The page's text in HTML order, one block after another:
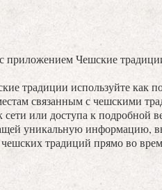
приложением Чешские
традиции используйте как
связанным с чешскими
сети или доступа к подробной
уникальную информацию,
традиций прямо во